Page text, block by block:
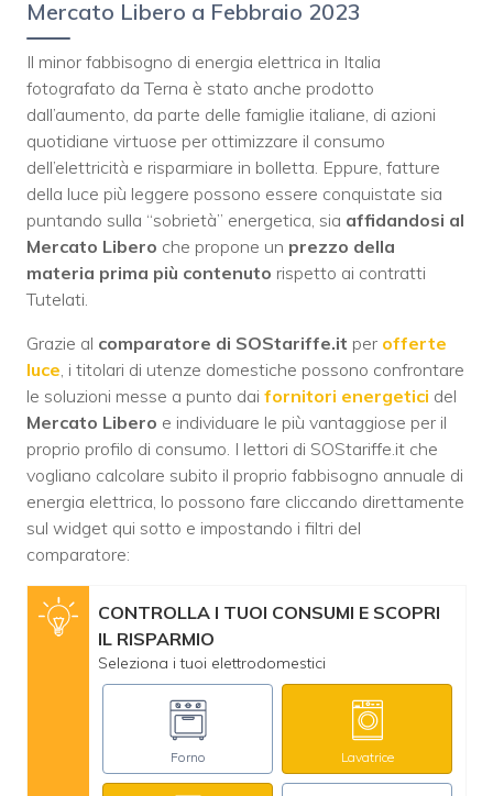
Mercato Libero a Febbraio 2023
Il minor fabbisogno di energia elettrica in Italia
fotografato da Terna è stato anche prodotto
dall’aumento, da parte delle famiglie italiane, di azioni
quotidiane virtuose per ottimizzare il consumo
dell’elettricità e risparmiare in bolletta. Eppure, fatture
della luce più leggere possono essere conquistate sia
puntando sulla “sobrietà” energetica, sia affidandosi al
Mercato Libero che propone un prezzo della
materia prima più contenuto rispetto ai contratti
Tutelati.
Grazie al comparatore di SOStariffe.it per offerte
luce, i titolari di utenze domestiche possono confrontare
le soluzioni messe a punto dai fornitori energetici del
Mercato Libero e individuare le più vantaggiose per il
proprio profilo di consumo. I lettori di SOStariffe.it che
vogliano calcolare subito il proprio fabbisogno annuale di
energia elettrica, lo possono fare cliccando direttamente
sul widget qui sotto e impostando i filtri del
comparatore:
CONTROLLA I TUOI CONSUMI E SCOPRI
IL RISPARMIO
Seleziona i tuoi elettrodomestici
Forno Lavatrice